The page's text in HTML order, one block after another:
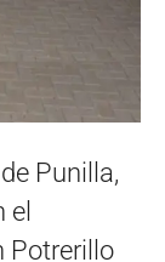
Punilla,
el
Potrerillo